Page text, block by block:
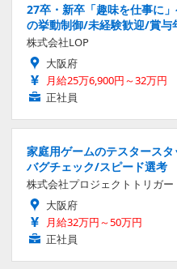
27卒・新卒「趣味を仕事に
の挙動制御/未経験歓迎/賞与
株式会社LOP
大阪府
月給25万6,900円～32万円
正社員
家庭用ゲームのテスタース
バグチェック/スピード選考
株式会社プロジェクトトリガー
大阪府
月給32万円～50万円
正社員